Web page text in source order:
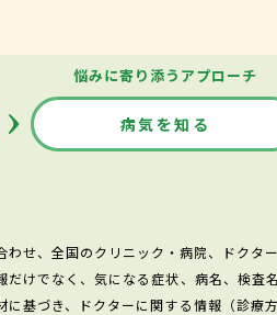
悩みに寄り添うアプローチ
病気を知る
せ、全国のクリニック・病院、ドクタ
けでなく、気になる症状、病名、検査
基づき、ドクターに関する情報（診療